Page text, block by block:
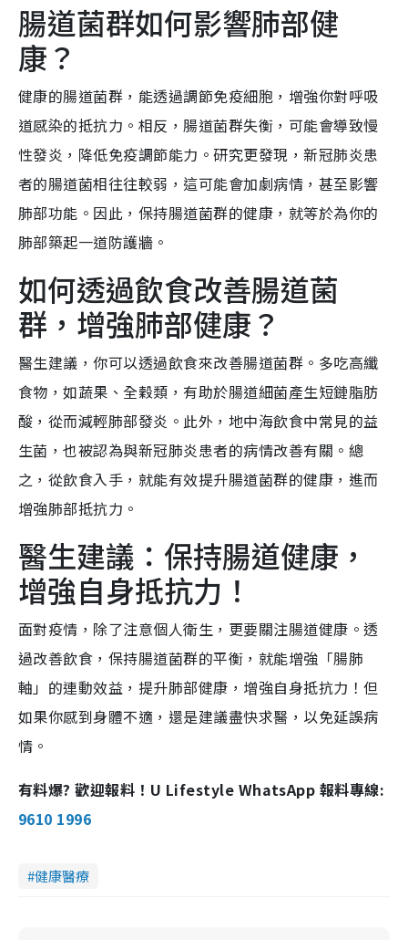
腸道菌群如何影響肺部健
康？
健康的腸道菌群，能透過調節免疫細胞，增強你對呼吸
道感染的抵抗力。相反，腸道菌群失衡，可能會導致慢
性發炎，降低免疫調節能力。研究更發現，新冠肺炎患
者的腸道菌相往往較弱，這可能會加劇病情，甚至影響
肺部功能。因此，保持腸道菌群的健康，就等於為你的
肺部築起一道防護牆。
如何透過飲食改善腸道菌
群，增強肺部健康？
醫生建議，你可以透過飲食來改善腸道菌群。多吃高纖
食物，如蔬果、全穀類，有助於腸道細菌產生短鏈脂肪
酸，從而減輕肺部發炎。此外，地中海飲食中常見的益
生菌，也被認為與新冠肺炎患者的病情改善有關。總
之，從飲食入手，就能有效提升腸道菌群的健康，進而
增強肺部抵抗力。
醫生建議：保持腸道健康，
增強自身抵抗力！
面對疫情，除了注意個人衛生，更要關注腸道健康。透
過改善飲食，保持腸道菌群的平衡，就能增強「腸肺
軸」的連動效益，提升肺部健康，增強自身抵抗力！但
如果你感到身體不適，還是建議盡快求醫，以免延誤病
情。
有料爆? 歡迎報料！U Lifestyle WhatsApp 報料專線:
9610 1996
健康醫療